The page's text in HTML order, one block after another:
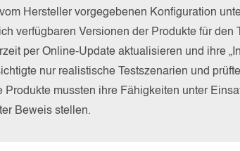
Hersteller vorgegebenen Konfiguration
verfügbaren Versionen der Produkte für den
per Online-Update aktualisieren und ihre
nur realistische Testszenarien und
Produkte mussten ihre Fähigkeiten unter
Beweis stellen.